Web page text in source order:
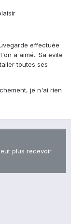
effectuée
a aimé.. Sa evite
toutes ses
je n'ai rien
plus recevoir